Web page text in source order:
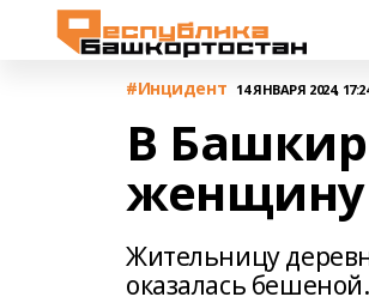
#Инцидент 14 ЯНВАРЯ 2024,
В
женщину
Жительницу
оказалась